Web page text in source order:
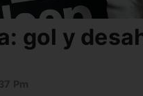
gol y